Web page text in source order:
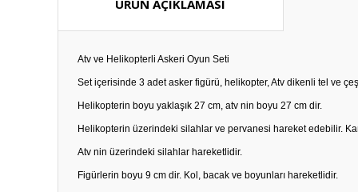
ÜRÜN AÇIKLAMASI
Atv ve Helikopterli Askeri Oyun Seti
Set içerisinde 3 adet asker figürü, helikopter, Atv dikenli tel ve
Helikopterin boyu yaklaşık 27 cm, atv nin boyu 27 cm dir.
Helikopterin üzerindeki silahlar ve pervanesi hareket edebilir.
Atv nin üzerindeki silahlar hareketlidir.
Figürlerin boyu 9 cm dir. Kol, bacak ve boyunları hareketlidir.